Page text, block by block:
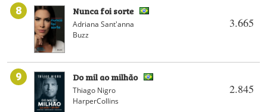
8
3.665
Nunca foi sorte
Adriana Sant'anna
Buzz
9
2.845
Do mil ao milhão
Thiago Nigro
HarperCollins